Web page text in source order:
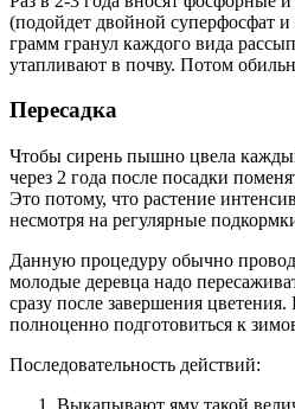
(подойдет двойной суперфосфат
грамм гранул каждого вида
утапливают в почву. Потом
Пересадка
Чтобы сирень пышно цвела
через 2 года после посадки
Это потому, что растение
несмотря на регулярные
Данную процедуру обычно
молодые деревца надо
сразу после завершения
полноценно подготовиться к
Последовательность действий: